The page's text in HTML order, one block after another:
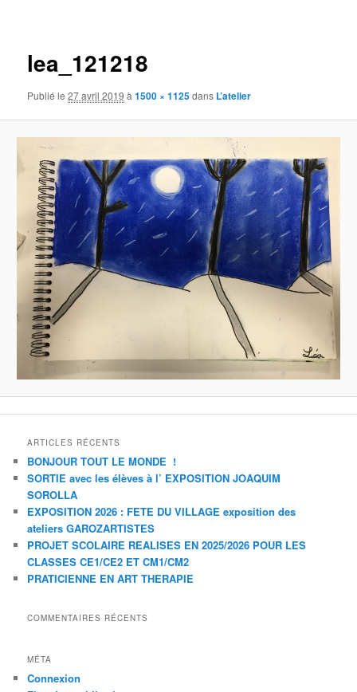
lea_121218
Publié le27 avril 2019 à1500 × 1125dans L’atelier
ARTICLES RÉCENTS
BONJOUR TOUT LE MONDE !
SORTIE avec les élèves à l’ EXPOSITION JOAQUIM
SOROLLA
EXPOSITION 2026 : FETE DU VILLAGE exposition des
ateliers GAROZARTISTES
PROJET SCOLAIRE REALISES EN 2025/2026 POUR LES
CLASSES CE1/CE2 ET CM1/CM2
PRATICIENNE EN ART THERAPIE
COMMENTAIRES RÉCENTS
MÉTA
Connexion